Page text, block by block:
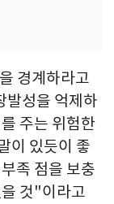
경계하라고
발성을 억제하
주는 위험한
이 있듯이 좋
족 점을 보충
것"이라고